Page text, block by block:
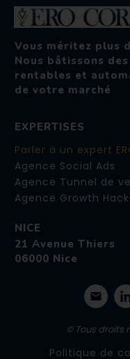
Vous méritez plus
Nous bâtissons
rentables et
de votre marché
EXPERTISES
Parler à un expert
Agence Social Ads
Agence Tunnel de
Agence Growth
NICE
21 Avenue Thiers
06000 Nice
© Tous droits
Politique de